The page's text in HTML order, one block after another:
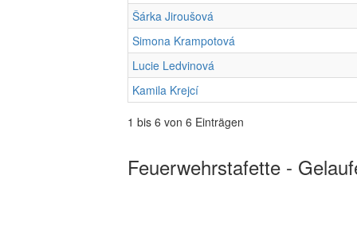
Šárka Jiroušová
Simona Krampotová
Lucie Ledvinová
Kamila Krejcí
1 bis 6 von 6 Einträgen
Feuerwehrstafette -